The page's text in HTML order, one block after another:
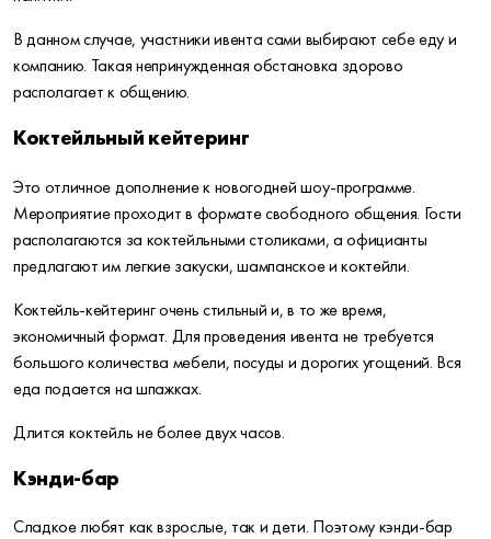
В данном случае, участники ивента сами выбирают себе еду и
компанию. Такая непринужденная обстановка здорово
располагает к общению.
Коктейльный кейтеринг
Это отличное дополнение к новогодней шоу-программе.
Мероприятие проходит в формате свободного общения. Гости
располагаются за коктейльными столиками, а официанты
предлагают им легкие закуски, шампанское и коктейли.
Коктейль-кейтеринг очень стильный и, в то же время,
экономичный формат. Для проведения ивента не требуется
большого количества мебели, посуды и дорогих угощений. Вся
еда подается на шпажках.
Длится коктейль не более двух часов.
Кэнди-бар
Сладкое любят как взрослые, так и дети. Поэтому кэнди-бар